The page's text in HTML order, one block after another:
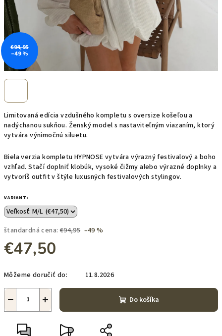
Limitovaná edícia vzdušného kompletu s oversize košeľou a
nadýchanou sukňou. Ženský model s nastaviteľným viazaním, ktorý
vytvára výnimočnú siluetu.
Biela verzia kompletu HYPNOSE vytvára výrazný festivalový a boho
vzhľad. Stačí doplniť klobúk, vysoké čižmy alebo výrazné doplnky a
vytvoríš outfit v štýle luxusných festivalových stylingov.
VARIANT:
štandardná cena: €94,95 –49 %
€47,50
cena:
Môžeme doručiť do: 11.8.2026
+
− Do košíka
€94,95
–49 %